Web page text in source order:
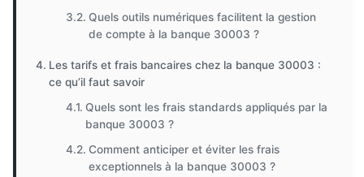
Quels outils numériques facilitent la gestion
de compte à la banque 30003 ?
Les tarifs et frais bancaires chez la banque 30003 :
ce qu’il faut savoir
Quels sont les frais standards appliqués par la
banque 30003 ?
Comment anticiper et éviter les frais
exceptionnels à la banque 30003 ?